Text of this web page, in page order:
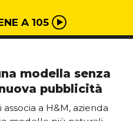
A 105
modella senza
pubblicità
a H&M, azienda